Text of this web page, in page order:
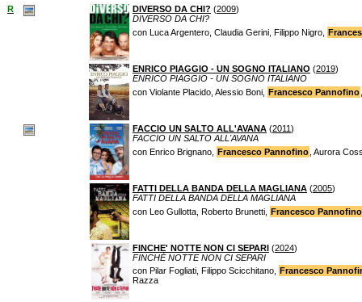
R DIVERSO DA CHI? (2009)
DIVERSO DA CHI?
con Luca Argentero, Claudia Gerini, Filippo Nigro,
ENRICO PIAGGIO - UN SOGNO ITALIANO (2019)
ENRICO PIAGGIO - UN SOGNO ITALIANO
con Violante Placido, Alessio Boni, Francesco Pannofino
FACCIO UN SALTO ALL'AVANA (2011)
FACCIO UN SALTO ALL'AVANA
con Enrico Brignano, Francesco Pannofino , Aurora
FATTI DELLA BANDA DELLA MAGLIANA (2005)
FATTI DELLA BANDA DELLA MAGLIANA
con Leo Gullotta, Roberto Brunetti, Francesco Pannofino
FINCHE' NOTTE NON CI SEPARI (2024)
FINCHÉ NOTTE NON CI SEPARI
con Pilar Fogliati, Filippo Scicchitano, Francesco
Razza